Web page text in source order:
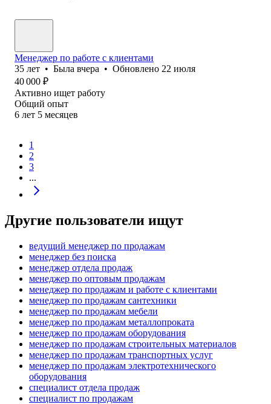
Менеджер по работе с клиентами
35 лет • Была вчера • Обновлено 22 июля
40 000 ₽
Активно ищет работу
Общий опыт
6 лет 5 месяцев
1
2
3
...
Другие пользователи ищут
ведущий менеджер по продажам
менеджер без поиска
менеджер отдела продаж
менеджер по оптовым продажам
менеджер по продажам и работе с клиентами
менеджер по продажам сантехники
менеджер по продажам мебели
менеджер по продажам металлопроката
менеджер по продажам оборудования
менеджер по продажам строительных материалов
менеджер по продажам транспортных услуг
менеджер по продажам электротехнического
оборудования
специалист отдела продаж
специалист по продажам